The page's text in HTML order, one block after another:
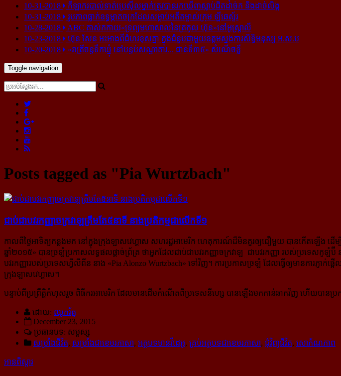
10-31-2018
កីឡាករ​បាល់ទាត់​ប្រេស៊ីល​ម្នាក់​ត្រូវ​បាន​រក​ឃើញ​ស្លាប់​ជិត​ដាច់ក និង​ដាច់​លិង្គ
10-31-2018
រូបភាព​ធ្លាក់​ឧទ្ធម្ភាគចក្រ​ដែល​សម្លាប់​អតីត​ម្ចាស់​ក្រុម​ ឡីឆេស្ទ័រ
10-28-2018
ABC គាស់​កកាយ​«ទ្រព្យមហាសាល​នៃ​ត្រកូល ហ៊ុន»​នៅ​អូស្ត្រាលី
10-23-2018
ហ៊ុន សែន អះអាង​ពី​ជំហរ​ខុស​គ្នា ក្នុង​ជំនួប​ជាមួយ​ឧត្តម​ស្នងការ​សិទ្ធិ​មនុស្ស អ.ស.ប
10-20-2018
«រាត្រីចន្ទទឹកឃ្មុំ នៅបន្ទប់សណ្ឋាគារ... ជាន់ទី៣៥» សំណើចខ្លី
Toggle navigation
Posts tagged as "Pia Wurtzbach"
ជាប់​ជា​បវរកញ្ញា​ចក្រវាឡ​ត្រឹម​តែ​៥នាទី នាង​ប្រតិកម្ម​ជា​លើក​ទី១
កាលពីថ្ងៃអាទិត្យកន្លងមក នៅក្នុងក្រុងឡាសវេហ្គាស សហរដ្ឋអាមេរិក ហេតុការណ៍ដ៏មិនគួរឲ្យជឿមួយ បាន​កើតឡើង ដើ
ឆ្នាំ២០១៥» បានច្រឡំប្រកាសលទ្ធផលផ្ដាច់ព្រ័ត្រ ថាអ្នកដែលជាប់​ជាបវរកញ្ញា​ចក្រវាឡ ជាបវរកញ្ញា របស់ប្រទេសកូ
បវរកញ្ញារបស់ប្រទេសហ្វីលីពីន នាង «Pia Alonzo Wurtzbach» ទៅវិញ។ ការប្រកាសច្រឡំ ដែលធ្វើឲ្យមានការភ្ញ
ក្រុងឡាសវេហ្គាស។
បន្ទាប់ពីប្រព្រឹត្តិកំហុសរួច ពិធីករអា​មេរិក ដែលមានដើមកំណើតពីប្រទេសនីហ្សេ បានឡើងមកកាន់ឆាកវិញ ហើយបានប្រ
ដោយ: ឈូករ័ត្ន
December 23, 2015
ប្រធានបទ: សម្ផស្ស
សម្រាំងជីវិត, សម្រាំងជាខេមរភាសា, អត្ថបទមានវីដេអូ, គ្រប់អត្ថបទជាខេមរភាសា, ជុំវិញជីវិត, សោភ័ណភាព
អានពិស្ដារ